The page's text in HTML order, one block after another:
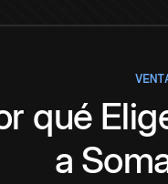
qué
a